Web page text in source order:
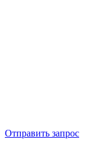
Отправить запрос